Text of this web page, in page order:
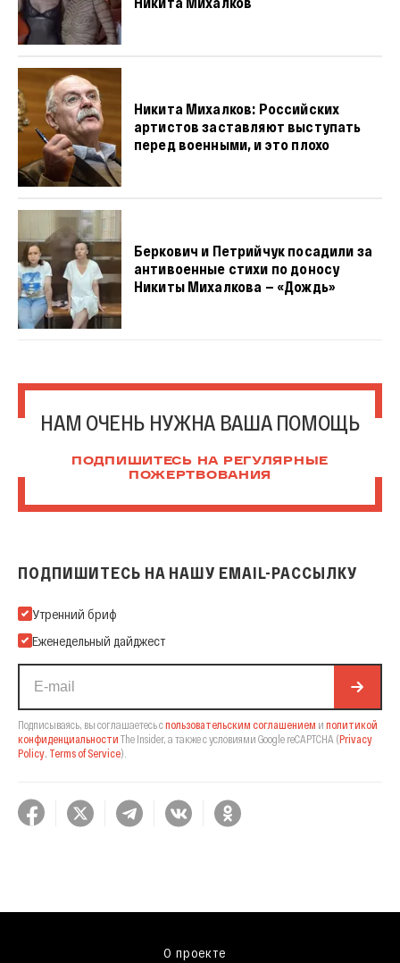
Никита Михалков: Российских
артистов заставляют выступать
перед военными, и это плохо
Беркович и Петрийчук посадили за
антивоенные стихи по доносу
Никиты Михалкова — «Дождь»
НАМ ОЧЕНЬ НУЖНА ВАША ПОМОЩЬ
ПОДПИШИТЕСЬ НА РЕГУЛЯРНЫЕ
ПОЖЕРТВОВАНИЯ
ПОДПИШИТЕСЬ НА НАШУ EMAIL-РАССЫЛКУ
Подпишитесь на нашу Email-рассылку
Утренний бриф
Еженедельный дайджест
Подписываясь, вы соглашаетесь спользовательским соглашением и политикой
конфиденциальности The Insider, а также с условиями Google reCAPTCHA (Privacy
Policy, Terms of Service).
О проекте